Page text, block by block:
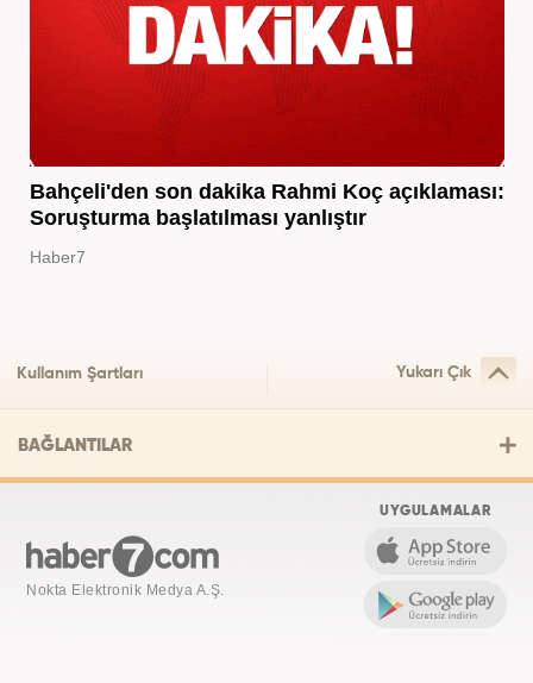
Bahçeli'den son dakika Rahmi Koç açıklaması:
Soruşturma başlatılması yanlıştır
Haber7
Kullanım Şartları Yukarı Çık
BAĞLANTILAR
Nokta Elektronik Medya A.Ş.
UYGULAMALAR